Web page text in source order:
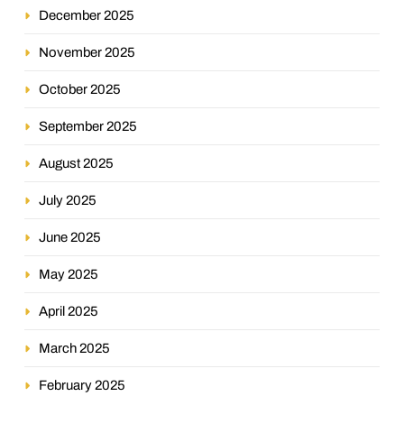
December 2025
November 2025
October 2025
September 2025
August 2025
July 2025
June 2025
May 2025
April 2025
March 2025
February 2025